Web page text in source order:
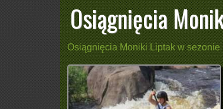
Osiągnięcia
Osiągnięcia Moniki Liptak w sezonie